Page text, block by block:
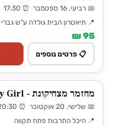
📅 רביעי, 16 ספטמבר ⏰ 17:30
📍 תיאטרון הבית גולדה ע"ש גברי
95 ₪
📋 פרטים נוספים
מחזמר מצחיקונת - Funny Girl
📅 שלישי, 20 אוקטובר ⏰ 20:30
📍 היכל התרבות פתח תקווה